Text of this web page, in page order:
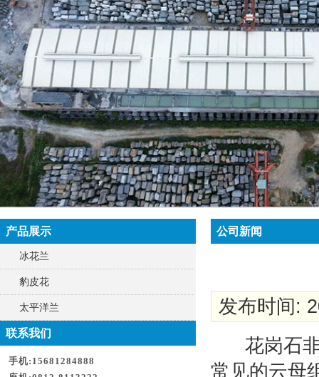
产品展示
冰花兰
豹皮花
太平洋兰
联系我们
手机:15681284888
公司新闻
发布时间:
花岗石非
常见的云母